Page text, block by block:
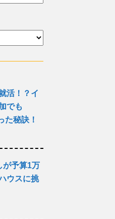
活！？イ
でも
た秘訣！
が予算1万
ウスに挑